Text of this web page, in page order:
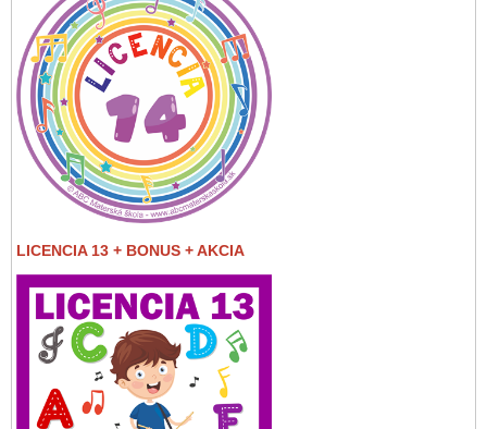
LICENCIA 13 + BONUS + AKCIA